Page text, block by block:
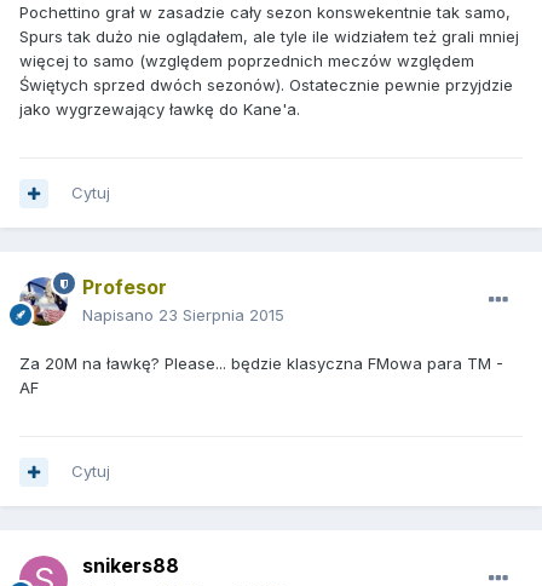
Pochettino grał w zasadzie cały sezon konswekentnie tak samo,
Spurs tak dużo nie oglądałem, ale tyle ile widziałem też grali mniej
więcej to samo (względem poprzednich meczów względem
Świętych sprzed dwóch sezonów). Ostatecznie pewnie przyjdzie
jako wygrzewający ławkę do Kane'a.
Cytuj
Profesor
Napisano 23 Sierpnia 2015
Za 20M na ławkę? Please... będzie klasyczna FMowa para TM -
AF
Cytuj
snikers88